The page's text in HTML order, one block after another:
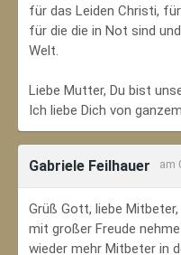
für das Leiden Christi,
für die die in Not sind
Welt.
Liebe Mutter, Du bist
Ich liebe Dich von
Gabriele Feilhauer am
Grüß Gott, liebe Mitbeter,
mit großer Freude
wieder mehr Mitbeter in